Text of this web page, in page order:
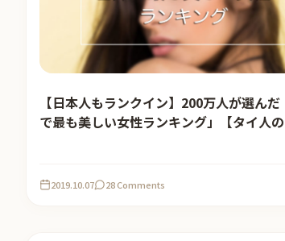
【日本人もランクイン】200万人が選ん
で最も美しい女性ランキング」【タイ人の
2019.10.07 28 Comments